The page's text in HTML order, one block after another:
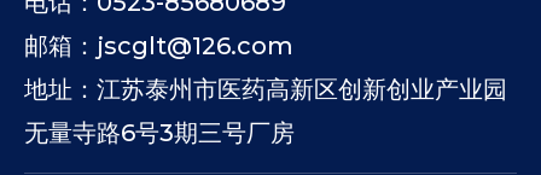
邮箱：jscglt@126.com
地址：江苏泰州市医药高新区创新创业产业园
无量寺路6号3期三号厂房